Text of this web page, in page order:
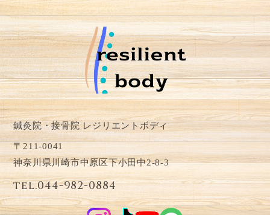
鍼灸院・接骨院 レジリエントボディ
〒211-0041
神奈川県川崎市中原区下小田中2-8-3
tel.044-982-0884